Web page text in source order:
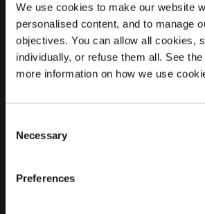
We use cookies to make our website
personalised content, and to manage
objectives. You can allow all cookies,
individually, or refuse them all. See
more information on how we use
Selection
Necessary
Preferences
Ubicación
6665
Países
Regular Charging 1 of 2